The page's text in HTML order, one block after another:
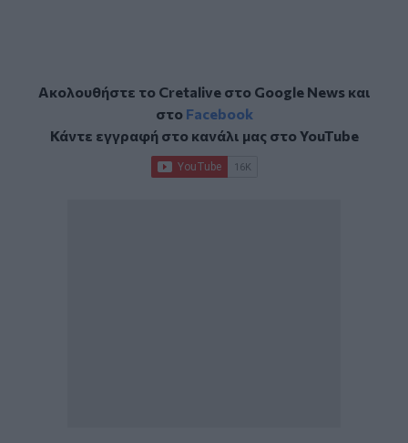
Ακολουθήστε το Cretalive στο Google Newsκαι
στο Facebook
Κάντε εγγραφή στο κανάλι μας στοYouTube